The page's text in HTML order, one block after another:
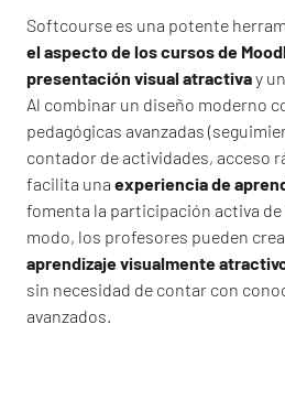
Softcourse es una potente
el aspecto de los cursos de
presentación visual atractivay
Al combinar un diseño moderno
pedagógicas avanzadas
contador de actividades, acceso
facilita una experiencia de
fomenta la participación activa
modo, los profesores pueden
aprendizaje visualmente
sin necesidad de contar con
avanzados.